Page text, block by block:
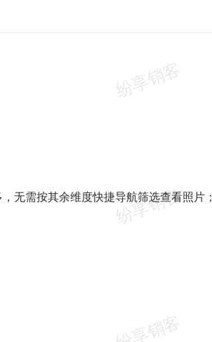
无需按其余维度快捷导航筛选查看照片；